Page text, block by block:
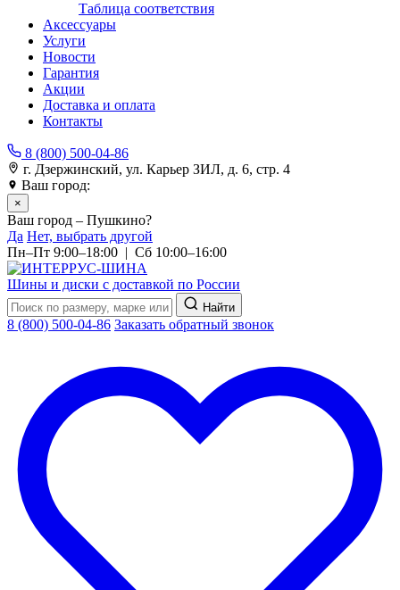
Таблица соответствия
Аксессуары
Услуги
Новости
Гарантия
Акции
Доставка и оплата
Контакты
8 (800) 500-04-86
г. Дзержинский, ул. Карьер ЗИЛ, д. 6, стр. 4
Ваш город:
×
Ваш город – Пушкино?
Да Нет, выбрать другой
Пн–Пт 9:00–18:00 | Сб 10:00–16:00
Шины и диски с доставкой по России
Найти
8 (800) 500-04-86 Заказать обратный звонок